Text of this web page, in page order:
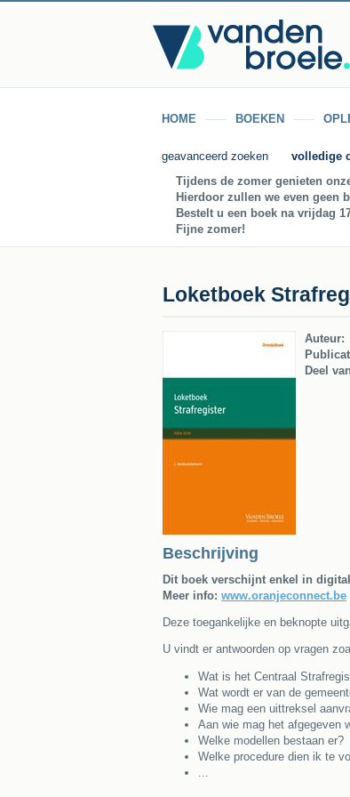
HOME BOEKEN
geavanceerd zoeken
volledige
Tijdens de zomer genieten
Hierdoor zullen we even geen
Bestelt u een boek na vrijdag
Fijne zomer!
Loketboek
Auteur:
Deel
Beschrijving
Dit boek verschijnt enkel in
Meer info: www.oranjeconnect.be
Deze toegankelijke en beknopte
U vindt er antwoorden op vragen
Wat is het Centraal
Wat wordt er van de
Wie mag een uittreksel
Aan wie mag het afgegeven
Welke modellen bestaan er?
Welke procedure dien ik te
...